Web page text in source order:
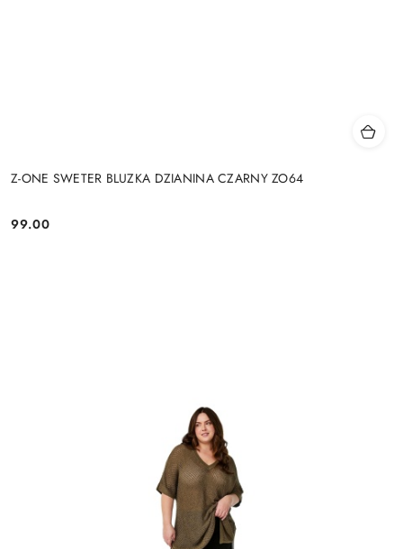
Z-ONE SWETER BLUZKA DZIANINA CZARNY ZO64
Cena:
99.00